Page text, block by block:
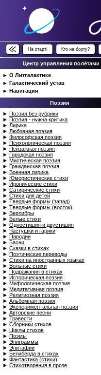
На старт! Кто на борту?
Центр управления полётами
► О Литгалактике
► Галактический устав
► Навигация
Поэзия
► Поэзия без рубрики
► Поэзия - нужна критика
► Лирика
► Любовная поэзия
► Философская поэзия
► Психологическая поэзия
► Пейзажная поэзия
► Городская поэзия
► Мистическая поэзия
► Гражданская поэзия
► Военная лирика
► Юмористические стихи
► Иронические стихи
► Сатирические стихи
► Стихи для детей
► Твердые формы (запад)
► Твердые формы (восток)
► Верлибры
► Белые стихи
► Одностишия и двустишия
► Частушки и гарики
► Пародии
► Басни
► Сказки в стихах
► Поэтические переводы
► Стихи на иностранных языках
► Вольные стихи
► Подражания в стихах
► Историческая поэзия
► Мифологическая поэзия
► Медитативная поэзия
► Религиозная поэзия
► Альбомная поэзия
► Экспериментальная поэзия
► Авторские песни
► Травести
► Сборники стихов
►
Циклы стихов
► Поэмы
► Эпиграммы
► Эпитафии
► Белиберда в стихах
► Фантастика (стихи)
► Стихотворения в прозе